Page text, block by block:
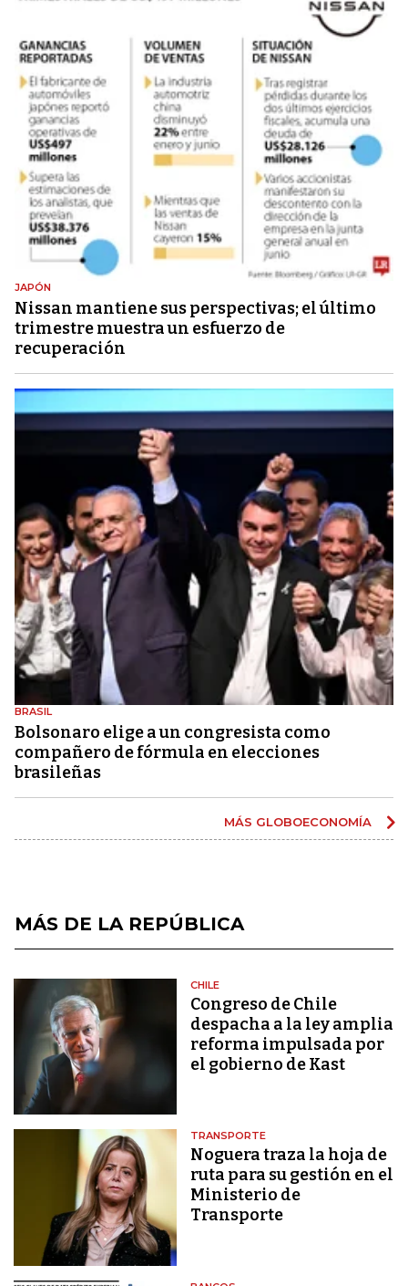
JAPÓN
Nissan mantiene sus perspectivas; el último
trimestre muestra un esfuerzo de
recuperación
BRASIL
Bolsonaro elige a un congresista como
compañero de fórmula en elecciones
brasileñas
MÁS GLOBOECONOMÍA
MÁS DE LA REPÚBLICA
CHILE
Congreso de Chile
despacha a la ley amplia
reforma impulsada por
el gobierno de Kast
TRANSPORTE
Noguera traza la hoja de
ruta para su gestión en el
Ministerio de
Transporte